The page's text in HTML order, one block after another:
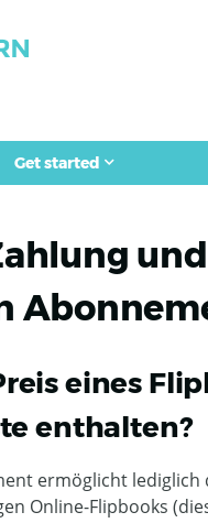
Get started
eines
enthalten?
ermöglicht lediglich
Online-Flipbooks